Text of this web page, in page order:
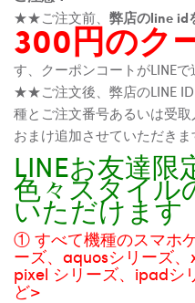
★★ご注文前、 弊店のline id
300円のク
す、クーポンコートがLINE
★★ご注文後、弊店のLINE
種とご注文番号あるいは受
おまけ追加させていただきま
LINEお友達限
色々スタイル
いただけます
① すべて機種のスマホ
ーズ、aquosシリーズ
pixel シリーズ、ipadシ
ど>